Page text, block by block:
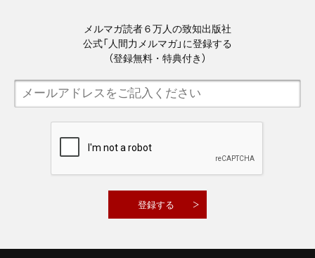
メルマガ読者６万人の致知出版社
公式「人間力メルマガ」に登録する
（登録無料・特典付き）